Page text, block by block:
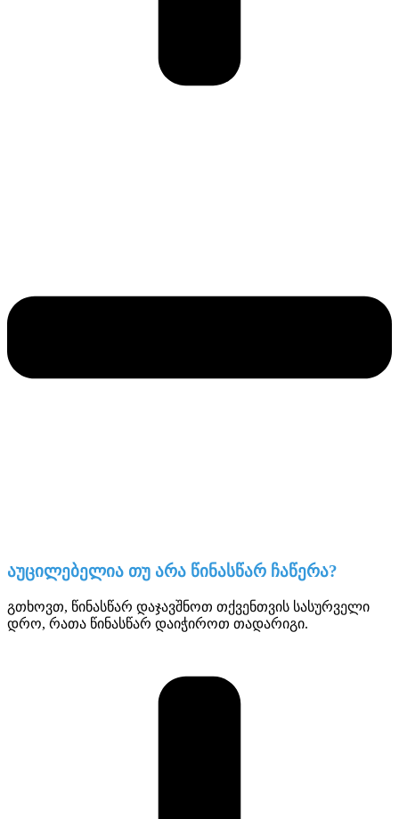
აუცილებელია თუ არა წინასწარ ჩაწერა?
გთხოვთ, წინასწარ დაჯავშნოთ თქვენთვის სასურველი
დრო, რათა წინასწარ დაიჭიროთ თადარიგი.